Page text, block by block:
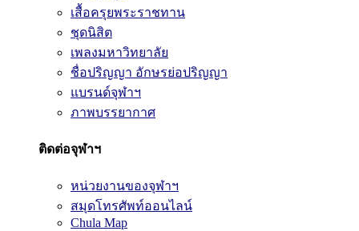
เสื้อครุยพระราชทาน
ชุดนิสิต
เพลงมหาวิทยาลัย
ชื่อปริญญา อักษรย่อปริญญา
แบรนด์จุฬาฯ
ภาพบรรยากาศ
ติดต่อจุฬาฯ
หน่วยงานของจุฬาฯ
สมุดโทรศัพท์ออนไลน์
Chula Map